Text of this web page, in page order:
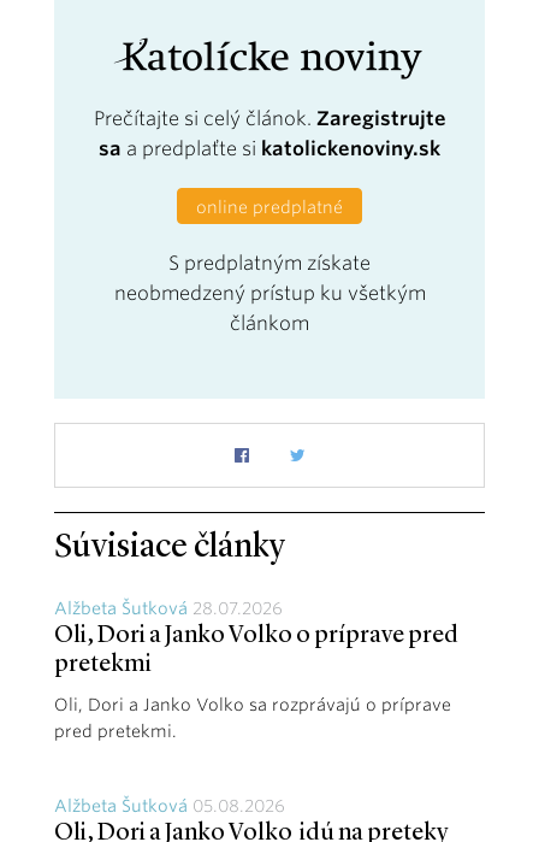
Prečítajte si celý článok. Zaregistrujte
sa a predplaťte si katolickenoviny.sk
online predplatné
S predplatným získate
neobmedzený prístup ku všetkým
článkom
Súvisiace články
Alžbeta Šutková 28.07.2026
Oli, Dori a Janko Volko o príprave pred
pretekmi
Oli, Dori a Janko Volko sa rozprávajú o príprave
pred pretekmi.
Alžbeta Šutková 05.08.2026
Oli, Dori a Janko Volko idú na preteky